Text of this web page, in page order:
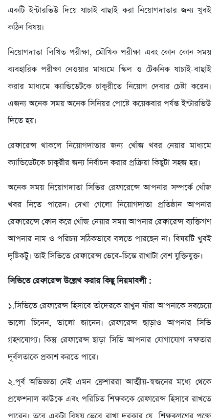
একটি ইন্টারভিউ দিয়ে যাচাই-বাছাই করা নিয়োগদাতার জন্য খুবই
কঠিন বিষয়।
নিয়োগদাতা লিখিত পরীক্ষা, মৌখিক পরীক্ষা এবং কোন কোন সময়
ব্যবহারিক পরীক্ষা নেওয়ার মাধ্যমে স্কিল ও টেকনিক যাচাই-বাছাই
করার মাধ্যমে ক্যান্ডিডেটকে চাকুরীতে নিয়োগ দেবার চেষ্টা করেন।
এজন্য অনেক সময় অনেক সিনিয়র পোষ্টে কয়েকবার পর্যন্ত ইন্টারভিউ
দিতে হয়।
রেফারেন্স থাকলে নিয়োগদাতার জন্য খোঁজ খবর নেয়ার মাধ্যমে
ক্যান্ডিডেটকে চাকুরীর জন্য নির্বাচন করার প্রক্রিয়া কিছুটা সহজ হয়।
অনেক সময় নিয়োগদাতা সিভির রেফারেন্সে আপনার সম্পর্কে খোঁজ
খবর নিতে পারেন। দেখা গেলো নিয়োগদাতা প্রতিষ্ঠান আপনার
রেফারেন্সে ফোন করে খোঁজ নেয়ার সময় আপনার রেফারেন্স ব্যক্তিগণ
আপনার নাম ও পরিচয় সঠিকভাবে বলতে পারছেন না। বিষয়টি খুবই
দৃষ্টিকটু। তাই সিভিতে রেফারেন্স ভেবে-চিন্তে রাখাটা বেশ যুক্তিযুক্ত।
সিভিতে রেফারেন্স উল্লেখ করার কিছু নিয়মাবলী :
১.সিভিতে রেফারেন্স হিসাবে তাঁদেরকে রাখুন যাঁরা আপনাকে সবচেয়ে
ভালো চিনেন, ভালো জানেন। রেফারেন্স ছাড়াও আপনার সিভি
গ্রহণযোগ্য। কিন্তু রেফারেন্স ছাড়া সিভি আপনার যোগাযোগ দক্ষতার
দূর্বলতাকে প্রকাশ করতে পারে।
২.পূর্ব অভিজ্ঞতা নেই এমন ফ্রেশাররা আত্মীয়-স্বজনের মধ্যে থেকে
প্রফেশনাল কাউকে এবং পরিচিত শিক্ষককে রেফারেন্স হিসাবে রাখতে